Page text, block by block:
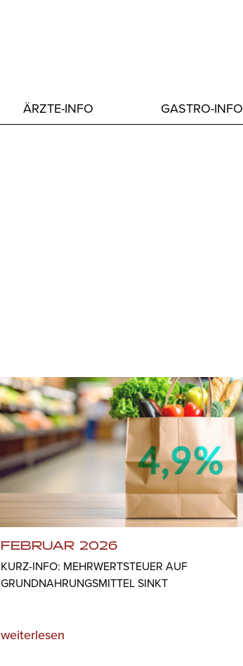
ÄRZTE-INFO GASTRO-INFO
FEBRUAR 2026
KURZ-INFO: MEHRWERTSTEUER AUF
GRUNDNAHRUNGSMITTEL SINKT
weiterlesen